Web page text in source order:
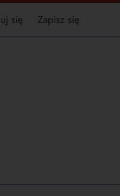
się Zapisz się